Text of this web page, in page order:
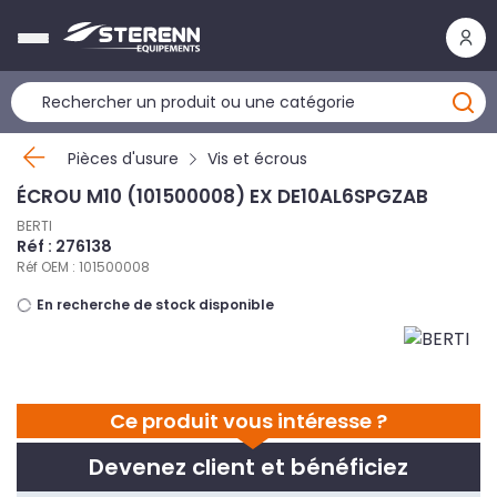
Pièces d'usure Vis et écrous
Ce produit vous intéresse ?
Devenez client et bénéficiez
ÉCROU M10 (101500008) EX DE10AL6SPGZAB
BERTI
Réf : 276138
Réf OEM : 101500008
En recherche de stock disponible